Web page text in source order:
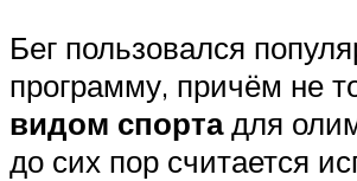
Бег пользовался
программу, причём не
видом спортадля
до сих пор считается